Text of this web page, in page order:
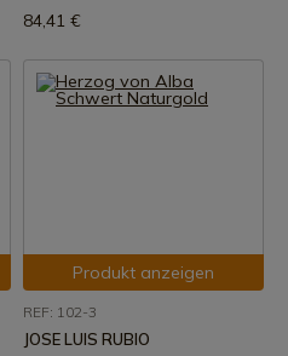
84,41 €
Produkt anzeigen
REF: 102-3
JOSE LUIS RUBIO